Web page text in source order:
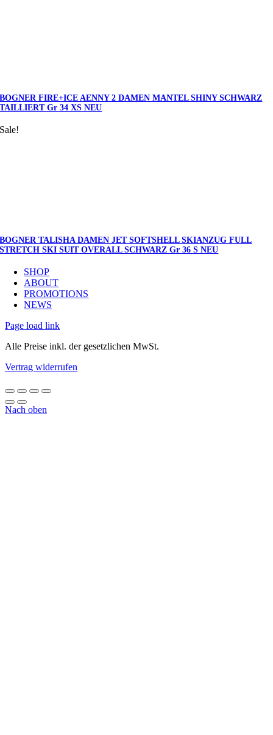
BOGNER FIRE+ICE AENNY 2 DAMEN MANTEL SHINY SCHWARZ
TAILLIERT Gr 34 XS NEU
Sale!
BOGNER TALISHA DAMEN JET SOFTSHELL SKIANZUG FULL
STRETCH SKI SUIT OVERALL SCHWARZ Gr 36 S NEU
SHOP
ABOUT
PROMOTIONS
NEWS
Page load link
Alle Preise inkl. der gesetzlichen MwSt.
Vertrag widerrufen
Nach oben